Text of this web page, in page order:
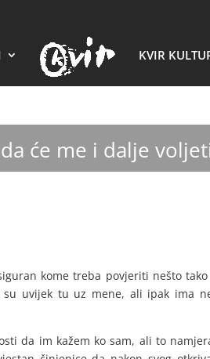
KVIR
će me i dalje
kome treba povjeriti nešto
uvijek tu uz mene, ali ipak ima
da im kažem ko sam, ali to